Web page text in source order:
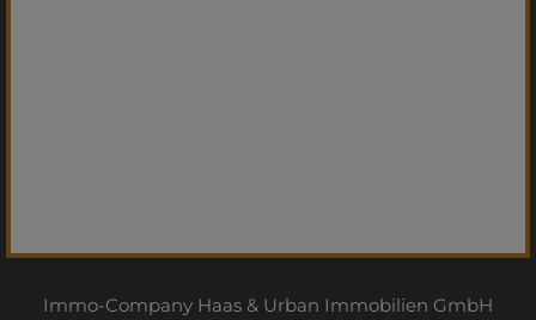
Immo-Company Haas & Urban Immobilien GmbH